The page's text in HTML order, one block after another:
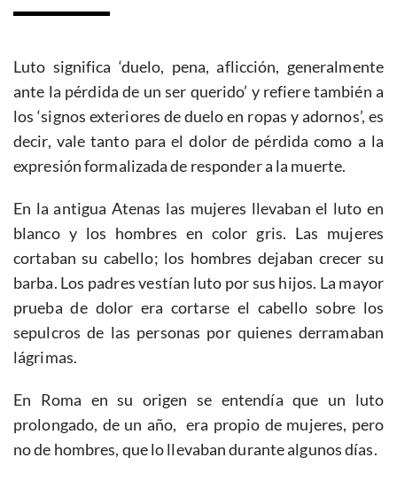
Luto significa ‘duelo, pena, aflicción, generalmente
ante la pérdida de un ser querido’ y refiere también a
los ‘signos exteriores de duelo en ropas y adornos’, es
decir, vale tanto para el dolor de pérdida como a la
expresión formalizada de responder a la muerte.
En la antigua Atenas las mujeres llevaban el luto en
blanco y los hombres en color gris. Las mujeres
cortaban su cabello; los hombres dejaban crecer su
barba. Los padres vestían luto por sus hijos. La mayor
prueba de dolor era cortarse el cabello sobre los
sepulcros de las personas por quienes derramaban
lágrimas.
En Roma en su origen se entendía que un luto
prolongado, de un año, era propio de mujeres, pero
no de hombres, que lo llevaban durante algunos días.